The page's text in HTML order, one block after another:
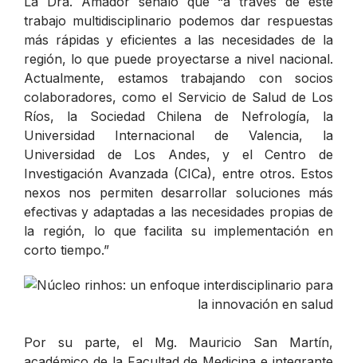
trabajo multidisciplinario podemos dar respuestas
más rápidas y eficientes a las necesidades de la
región, lo que puede proyectarse a nivel nacional.
Actualmente, estamos trabajando con socios
colaboradores, como el Servicio de Salud de Los
Ríos, la Sociedad Chilena de Nefrología, la
Universidad Internacional de Valencia, la
Universidad de Los Andes, y el Centro de
Investigación Avanzada (CICa), entre otros. Estos
nexos nos permiten desarrollar soluciones más
efectivas y adaptadas a las necesidades propias de
la región, lo que facilita su implementación en
corto tiempo.”
Por su parte, el Mg. Mauricio San Martín,